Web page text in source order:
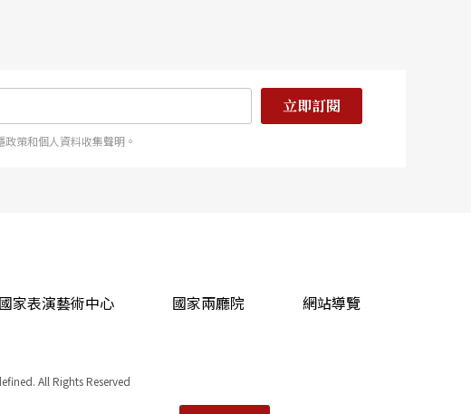
立即訂閱
策和個人資料收集聲明。
國家表演藝術中心 國家兩廳院 網站導覽
All Rights Reserved